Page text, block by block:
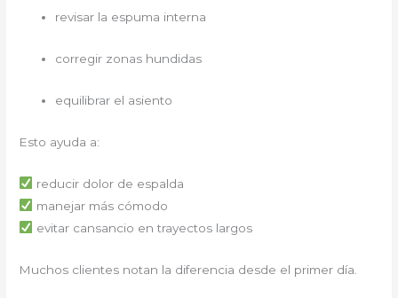
revisar la espuma interna
corregir zonas hundidas
equilibrar el asiento
Esto ayuda a:
reducir dolor de espalda
manejar más cómodo
evitar cansancio en trayectos largos
Muchos clientes notan la diferencia desde el primer día.